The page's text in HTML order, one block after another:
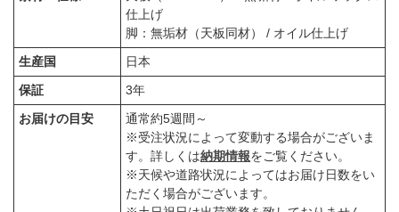
仕上げ
脚：無垢材（天板同材） / オイル仕上げ
生産国
日本
保証
3年
お届けの目安
通常約5週間～
※受注状況によって変動する場合がございま
す。詳しくは納期情報をご覧ください。
※天候や道路状況によってはお届け日数をい
ただく場合がございます。